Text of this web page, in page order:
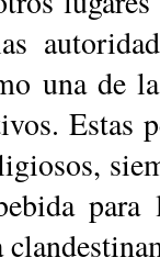
una de
Estas